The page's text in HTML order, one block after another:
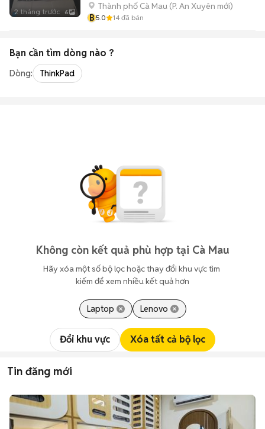
2 tháng trước 6
Thành phố Cà Mau (P. An Xuyên mới)
B5.0 14 đã bán
Bạn cần tìm dòng nào ?
Dòng: ThinkPad
Không còn kết quả phù hợp tại Cà Mau
Hãy xóa một số bộ lọc hoặc thay đổi khu vực tìm
kiếm để xem nhiều kết quả hơn
Laptop Lenovo
Đổi khu vực Xóa tất cả bộ lọc
Tin đăng mới